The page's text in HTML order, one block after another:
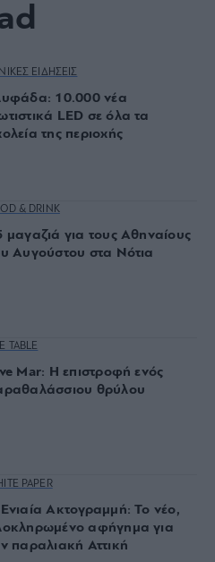
ΕΙΔΗΣΕΙΣ
10.000 νέα
LED σε όλα τα
της περιοχής
& DRINK
μαγαζιά για τους Αθηναίους
Αυγούστου στα Νότια
TABLE
Mar: Η επιστροφή ενός
θρύλου
PAPER
Ακτογραμμή: Το νέο,
αφήγημα για
παραλιακή Αττική